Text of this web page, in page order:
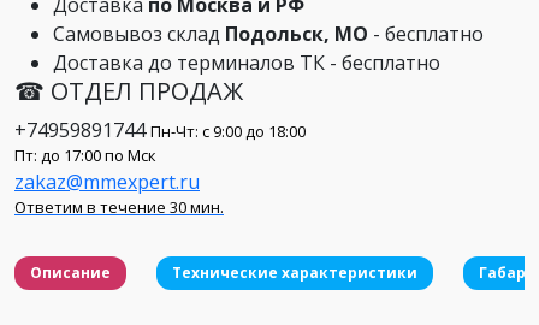
Самовывоз склад Подольск, МО - бесплатно
Доставка до терминалов ТК - бесплатно
☎ ОТДЕЛ ПРОДАЖ
+74959891744 Пн-Чт: с 9:00 до 18:00
Пт: до 17:00 по Мск
zakaz@mmexpert.ru
Ответим в течение 30 мин.
Описание Технические характеристики